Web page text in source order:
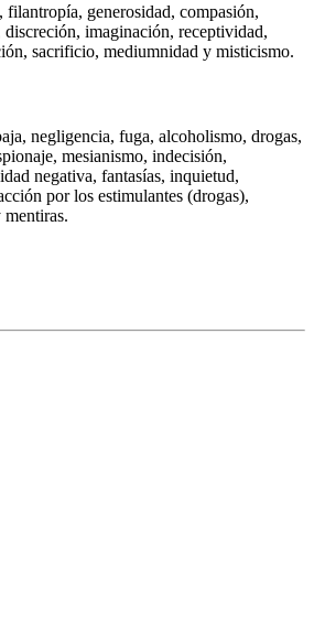
generosidad, compasión,
imaginación, receptividad,
sacrificio, mediumnidad y misticismo.
negligencia, fuga, alcoholismo, drogas,
mesianismo, indecisión,
negativa, fantasías, inquietud,
por los estimulantes (drogas),
mentiras.